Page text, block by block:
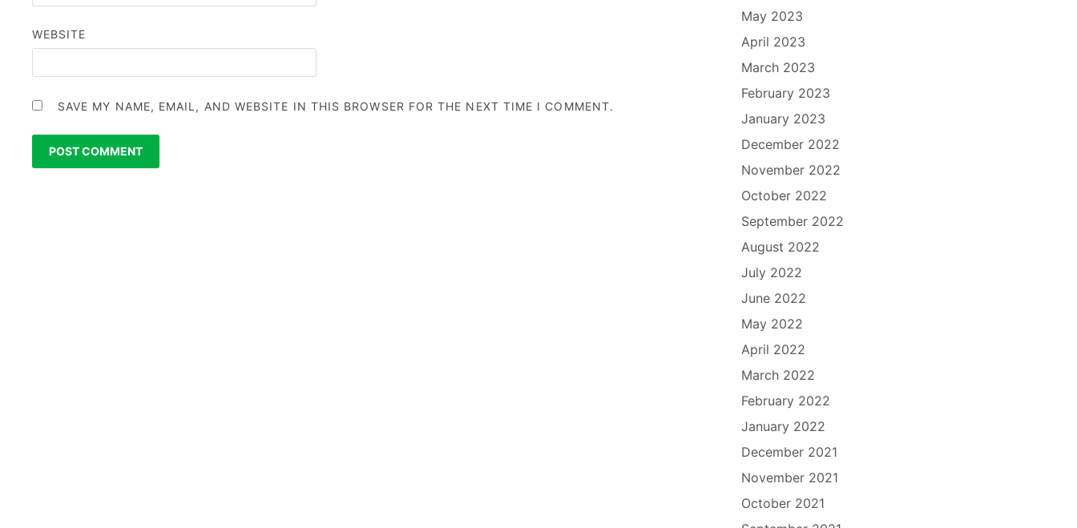
WEBSITE
SAVE MY NAME, EMAIL, AND WEBSITE IN THIS BROWSER FOR THE NEXT TIME I COMMENT.
May 2023
April 2023
March 2023
February 2023
January 2023
December 2022
November 2022
October 2022
September 2022
August 2022
July 2022
June 2022
May 2022
April 2022
March 2022
February 2022
January 2022
December 2021
November 2021
October 2021